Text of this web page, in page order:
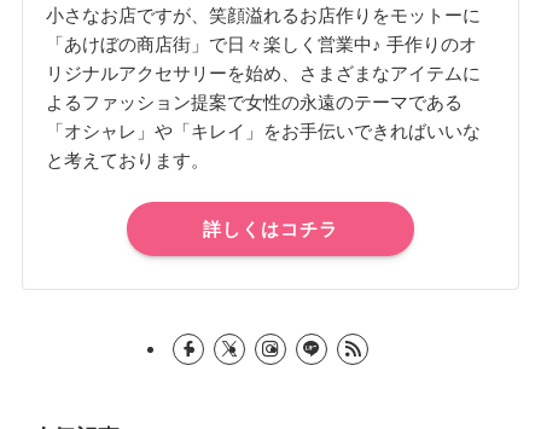
小さなお店ですが、笑顔溢れるお店作りをモットーに
「あけぼの商店街」で日々楽しく営業中♪ 手作りのオ
リジナルアクセサリーを始め、さまざまなアイテムに
よるファッション提案で女性の永遠のテーマである
「オシャレ」や「キレイ」をお手伝いできればいいな
と考えております。
詳しくはコチラ